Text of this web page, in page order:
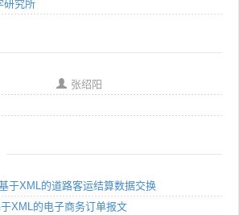
研究所
张绍阳
于XML的道路客运结算数据交换
XML的电子商务订单报文